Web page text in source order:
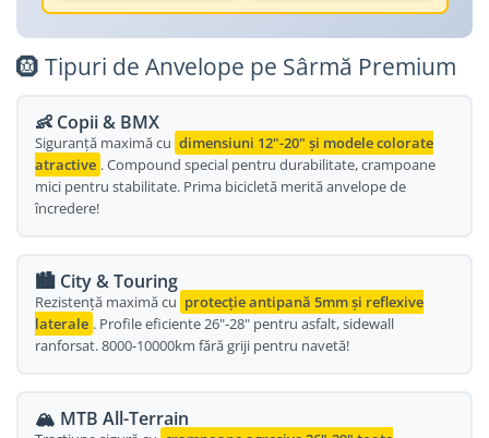
Antifurturi
Suport bidon si bidon
Aparatori noroi
Oglinda
Pompe
Accesorii Remorca
Roti ajutatoare
Scaune pentru Copii
Distantiere
Thru Axle
Saboti Frana
Roti Fata
Roti Spate
Set Roti
Suspensii Spate
Butuci Roata
Schimbator Pinioane
🛞 Tipuri de Anvelope pe Sârmă Premium
👶 Copii & BMX
Siguranță maximă cu dimensiuni 12"-20" și modele colorate
atractive . Compound special pentru durabilitate, crampoane
mici pentru stabilitate. Prima bicicletă merită anvelope de
încredere!
🏙️ City & Touring
Rezistență maximă cu protecție antipană 5mm și reflexive
laterale . Profile eficiente 26"-28" pentru asfalt, sidewall
ranforsat. 8000-10000km fără griji pentru navetă!
🏔️ MTB All-Terrain